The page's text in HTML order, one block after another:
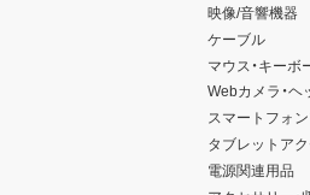
映像/音響機器
ケーブル
マウス・キーボ
Webカメラ・ヘ
スマートフォ
タブレットア
電源関連用品